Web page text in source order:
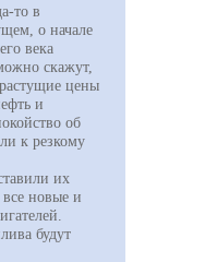
то в
о начале
века
скажут,
цены
и
об
к резкому
их
все новые и
будут